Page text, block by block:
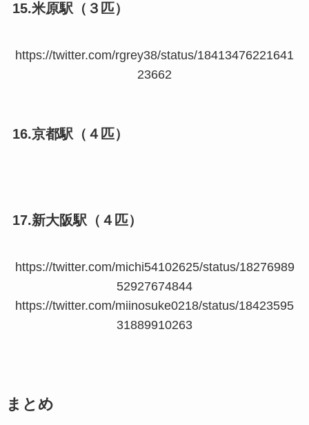
15.米原駅（３匹）
https://twitter.com/rgrey38/status/18413476221641
23662
16.京都駅（４匹）
17.新大阪駅（４匹）
https://twitter.com/michi54102625/status/18276989
52927674844
https://twitter.com/miinosuke0218/status/18423595
31889910263
まとめ